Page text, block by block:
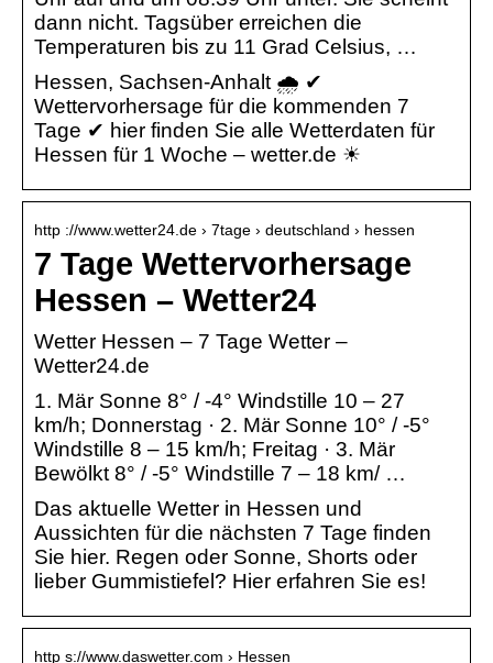
dann nicht. Tagsüber erreichen die
Temperaturen bis zu 11 Grad Celsius, …
Hessen, Sachsen-Anhalt 🌧️ ✔
Wettervorhersage für die kommenden 7
Tage ✔ hier finden Sie alle Wetterdaten für
Hessen für 1 Woche – wetter.de ☀
http ://www.wetter24.de › 7tage › deutschland › hessen
7 Tage Wettervorhersage
Hessen – Wetter24
Wetter Hessen – 7 Tage Wetter –
Wetter24.de
1. Mär Sonne 8° / -4° Windstille 10 – 27
km/h; Donnerstag · 2. Mär Sonne 10° / -5°
Windstille 8 – 15 km/h; Freitag · 3. Mär
Bewölkt 8° / -5° Windstille 7 – 18 km/ …
Das aktuelle Wetter in Hessen und
Aussichten für die nächsten 7 Tage finden
Sie hier. Regen oder Sonne, Shorts oder
lieber Gummistiefel? Hier erfahren Sie es!
http s://www.daswetter.com › Hessen